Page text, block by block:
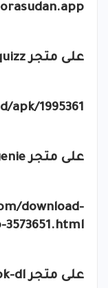
على متجر
apk/1995361
على متجر
download-
على متجرdl